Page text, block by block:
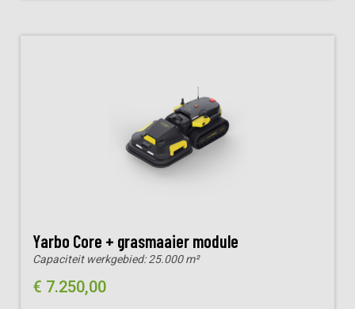
Yarbo Core + grasmaaier module
Capaciteit werkgebied:25.000 m²
€ 7.250,00